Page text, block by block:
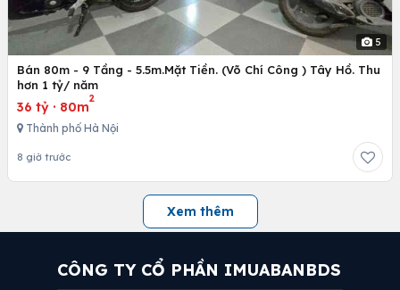
5
Bán 80m - 9 Tầng - 5.5m.Mặt Tiền. (Võ Chí Công ) Tây Hồ. Thu
hơn 1 tỷ/ năm
36 tỷ · 80m
2
Thành phố Hà Nội
8 giờ trước
Xem thêm
CÔNG TY CỔ PHẦN IMUABANBDS